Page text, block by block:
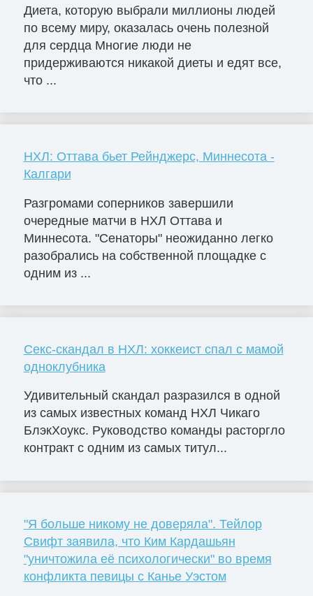
Диета, которую выбрали миллионы людей
по всему миру, оказалась очень полезной
для сердца Многие люди не
придерживаются никакой диеты и едят все,
что ...
НХЛ: Оттава бьет Рейнджерс, Миннесота -
Калгари
Разгромами соперников завершили
очередные матчи в НХЛ Оттава и
Миннесота. "Сенаторы" неожиданно легко
разобрались на собственной площадке с
одним из ...
Секс-скандал в НХЛ: хоккеист спал с мамой
одноклубника
Удивительный скандал разразился в одной
из самых известных команд НХЛ Чикаго
БлэкХоукс. Руководство команды расторгло
контракт с одним из самых титул...
"Я больше никому не доверяла". Тейлор
Свифт заявила, что Ким Кардашьян
"уничтожила её психологически" во время
конфликта певицы с Канье Уэстом